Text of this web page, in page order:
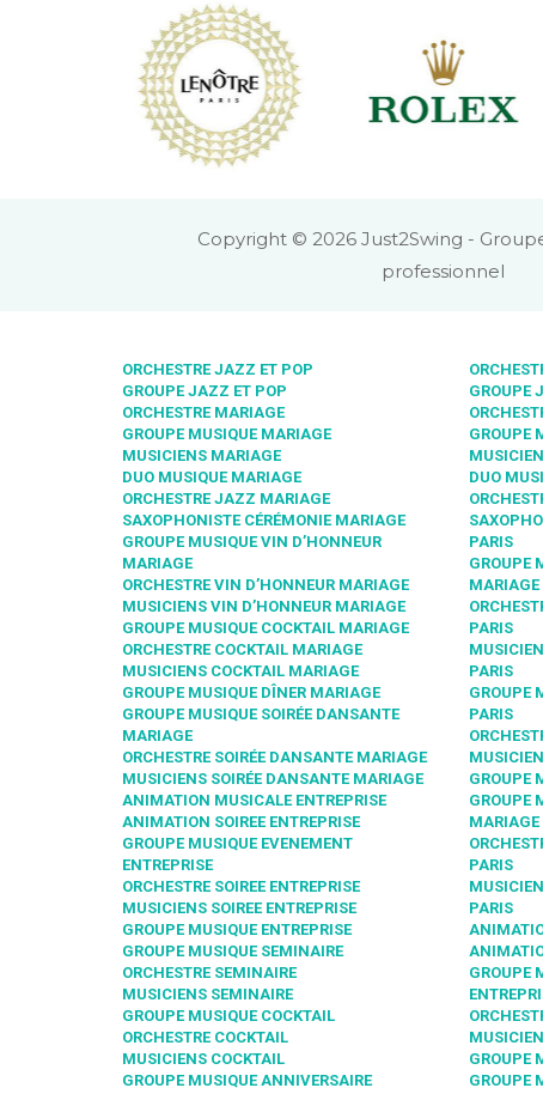
Copyright © 2026 Just2Swing -
professionnel
ORCHESTRE JAZZ ET POP
GROUPE JAZZ ET POP
ORCHESTRE MARIAGE
GROUPE MUSIQUE MARIAGE
MUSICIENS MARIAGE
DUO MUSIQUE MARIAGE
ORCHESTRE JAZZ MARIAGE
SAXOPHONISTE CÉRÉMONIE MARIAGE
GROUPE MUSIQUE VIN D’HONNEUR
MARIAGE
ORCHESTRE VIN D’HONNEUR MARIAGE
MUSICIENS VIN D’HONNEUR MARIAGE
GROUPE MUSIQUE COCKTAIL MARIAGE
ORCHESTRE COCKTAIL MARIAGE
MUSICIENS COCKTAIL MARIAGE
GROUPE MUSIQUE DÎNER MARIAGE
GROUPE MUSIQUE SOIRÉE DANSANTE
MARIAGE
ORCHESTRE SOIRÉE DANSANTE MARIAGE
MUSICIENS SOIRÉE DANSANTE MARIAGE
ANIMATION MUSICALE ENTREPRISE
ANIMATION SOIREE ENTREPRISE
GROUPE MUSIQUE EVENEMENT
ENTREPRISE
ORCHESTRE SOIREE ENTREPRISE
MUSICIENS SOIREE ENTREPRISE
GROUPE MUSIQUE ENTREPRISE
GROUPE MUSIQUE SEMINAIRE
ORCHESTRE SEMINAIRE
MUSICIENS SEMINAIRE
GROUPE MUSIQUE COCKTAIL
ORCHESTRE COCKTAIL
MUSICIENS COCKTAIL
GROUPE MUSIQUE ANNIVERSAIRE
GROUPE
GROUPE
DUO
PARIS
GROUPE
MARIAGE
PARIS
PARIS
GROUPE
PARIS
GROUPE
GROUPE
MARIAGE
PARIS
PARIS
GROUPE
GROUPE
GROUPE